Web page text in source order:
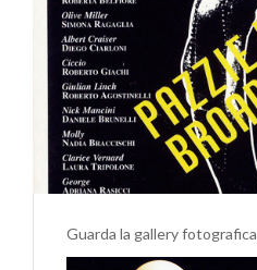
Guarda la gallery fotografica